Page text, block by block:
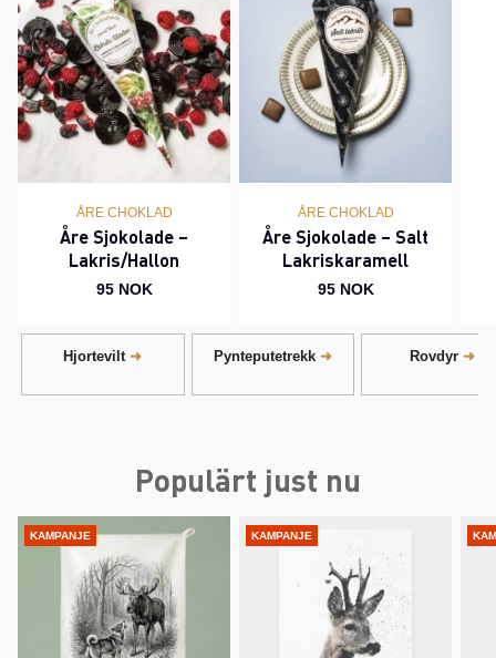
ÅRE CHOKLAD
Åre Sjokolade –
Lakris/Hallon
95 NOK
ÅRE CHOKLAD
Åre Sjokolade – Salt
Lakriskaramell
95 NOK
Hjortevilt Pynteputetrekk Rovdyr
Populärt just nu
KAMPANJE KAMPANJE